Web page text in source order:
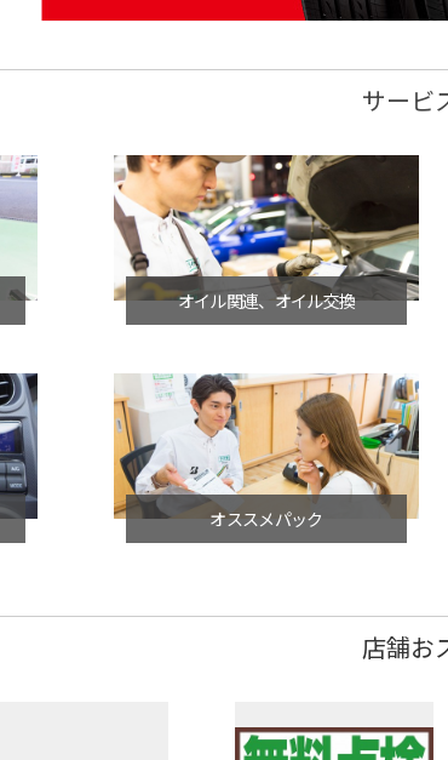
サービ
オイル関連、オイル交換
オススメパック
店舗お